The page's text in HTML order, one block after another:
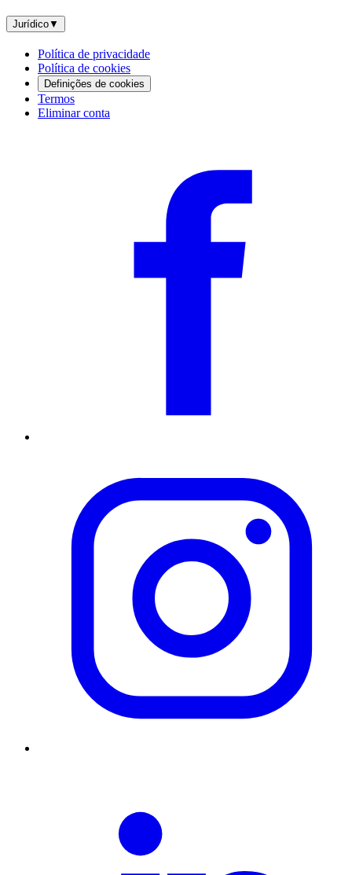
Jurídico▼
Política de privacidade
Política de cookies
Definições de cookies
Termos
Eliminar conta